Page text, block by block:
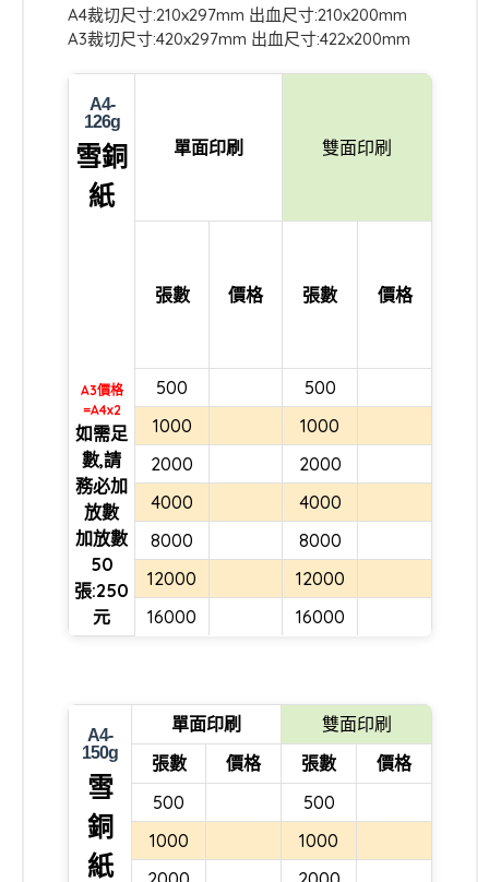
A4裁切尺寸:210x297mm 出血尺寸:210x200mm
A3裁切尺寸:420x297mm 出血尺寸:422x200mm
A4-
126g
雪銅
紙
A3價格
=A4x2
如需足
數,請
務必加
放數
加放數
50
張:250
元
單面印刷 雙面印刷
張數 價格 張數 價格
500
500
1000
1000
2000
2000
4000
4000
8000
8000
12000
12000
16000
16000
A4-
150g
雪
銅
紙
單面印刷
雙面印刷
張數
價格 張數
價格
500
500
1000
1000